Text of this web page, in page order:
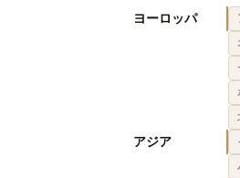
ヨーロッパ
アジア